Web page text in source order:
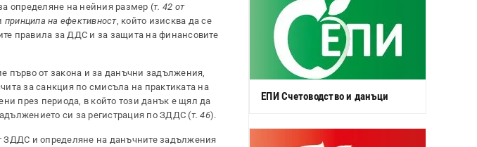
определяне на нейния размер (т. 42 от
принципа на ефективност, който изисква да се
правила за ДДС и за защита на финансовите
първо от закона и за данъчни задължения,
за санкция по смисъла на практиката на
през периода, в който този данък е щял да
си за регистрация по ЗДДС (т. 46).
ЗДДС и определяне на данъчните задължения
ЕПИ Счетоводство и данъци